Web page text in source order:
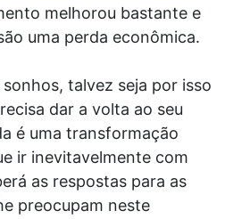
melhorou bastante e
uma perda econômica.
talvez seja por isso
dar a volta ao seu
é uma transformação
ir inevitavelmente com
as respostas para as
preocupam neste